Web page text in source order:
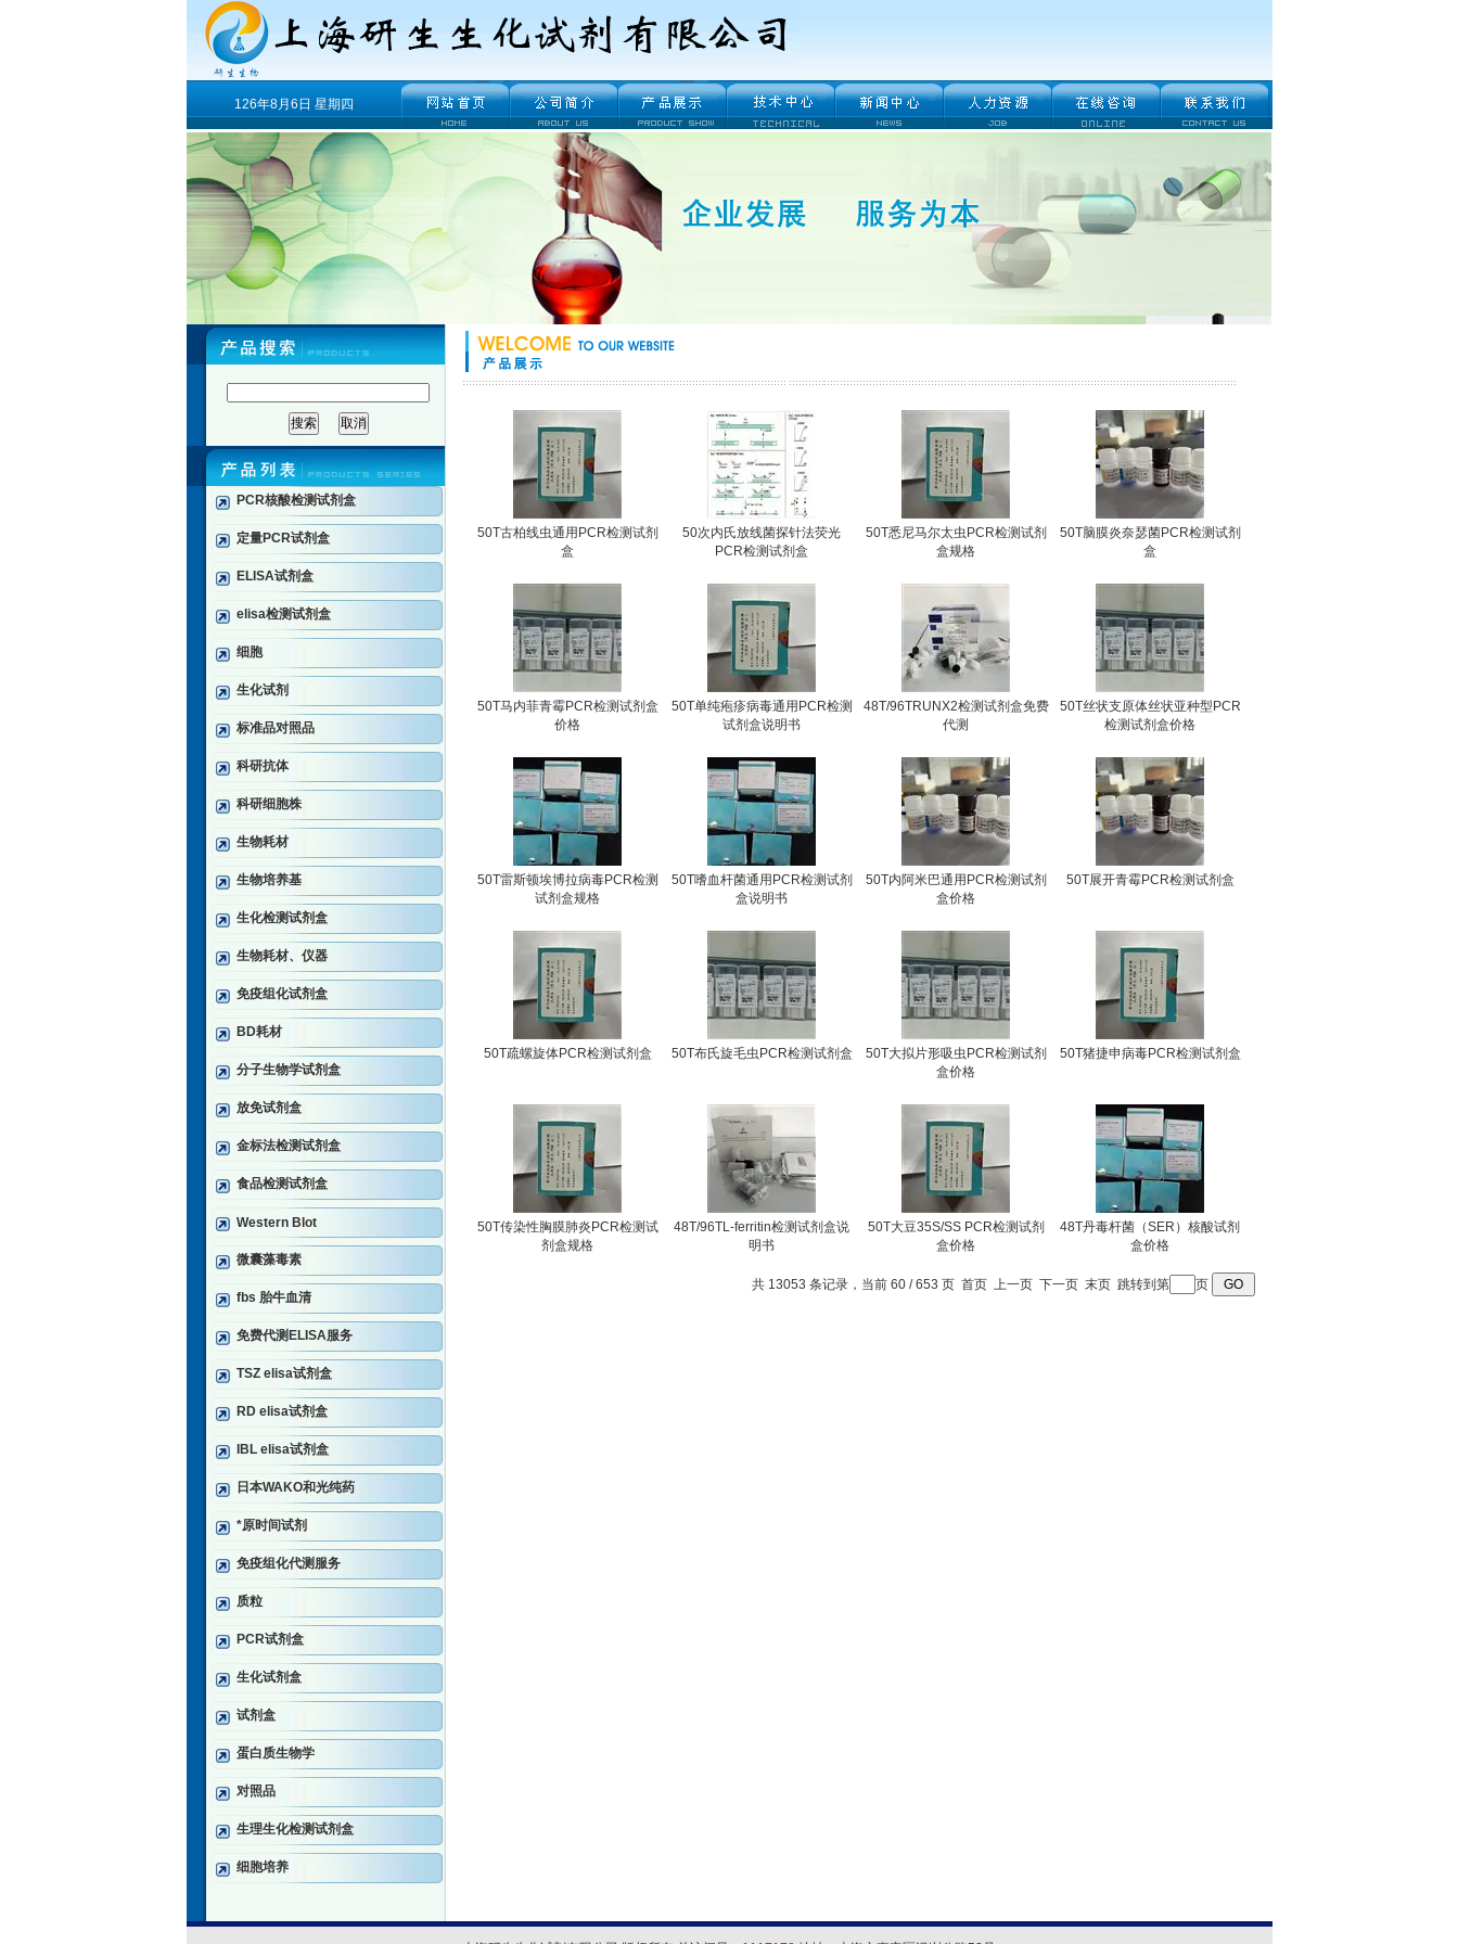
126年8月6日 星期四
PCR核酸检测试剂盒
定量PCR试剂盒
ELISA试剂盒
elisa检测试剂盒
细胞
生化试剂
标准品对照品
科研抗体
科研细胞株
生物耗材
生物培养基
生化检测试剂盒
生物耗材、仪器
免疫组化试剂盒
BD耗材
分子生物学试剂盒
放免试剂盒
金标法检测试剂盒
食品检测试剂盒
Western Blot
微囊藻毒素
fbs 胎牛血清
免费代测ELISA服务
TSZ elisa试剂盒
RD elisa试剂盒
IBL elisa试剂盒
日本WAKO和光纯药
*原时间试剂
免疫组化代测服务
质粒
PCR试剂盒
生化试剂盒
试剂盒
蛋白质生物学
对照品
生理生化检测试剂盒
细胞培养
50T古柏线虫通用PCR检测试剂
盒
50次内氏放线菌探针法荧光
PCR检测试剂盒
50T悉尼马尔太虫PCR检测试剂
盒规格
50T脑膜炎奈瑟菌PCR检测试剂
盒
50T马内菲青霉PCR检测试剂盒
价格
50T单纯疱疹病毒通用PCR检测
试剂盒说明书
48T/96TRUNX2检测试剂盒免费
代测
50T丝状支原体丝状亚种型PCR
检测试剂盒价格
50T雷斯顿埃博拉病毒PCR检测
试剂盒规格
50T嗜血杆菌通用PCR检测试剂
盒说明书
50T内阿米巴通用PCR检测试剂
盒价格
50T展开青霉PCR检测试剂盒
50T疏螺旋体PCR检测试剂盒 50T布氏旋毛虫PCR检测试剂盒
50T大拟片形吸虫PCR检测试剂
盒价格
50T猪捷申病毒PCR检测试剂盒
50T传染性胸膜肺炎PCR检测试
剂盒规格
48T/96TL-ferritin检测试剂盒说
明书
50T大豆35S/SS PCR检测试剂
盒价格
48T丹毒杆菌（SER）核酸试剂
盒价格
共 13053 条记录，当前 60 / 653 页 首页 上一页 下一页 末页 跳转到第 页